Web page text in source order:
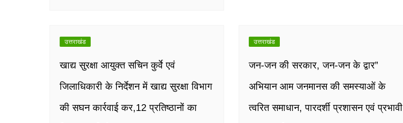
उत्तराखंड
खाद्य सुरक्षा आयुक्त सचिन कुर्वे एवं
जिलाधिकारी के निर्देशन में खाद्य सुरक्षा विभाग
की सघन कार्रवाई कर,12 प्रतिष्ठानों का
उत्तराखंड
जन-जन की सरकार, जन-जन के द्वार”
अभियान आम जनमानस की समस्याओं के
त्वरित समाधान, पारदर्शी प्रशासन एवं प्रभावी